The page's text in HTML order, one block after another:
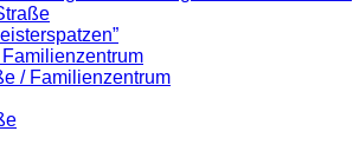
/ Familienzentrum